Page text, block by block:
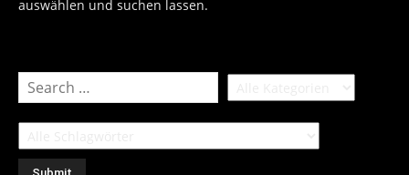
auswählen und suchen lassen.